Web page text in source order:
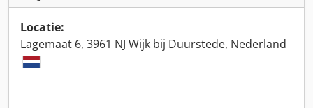
Locatie:
Lagemaat 6, 3961 NJ Wijk bij Duurstede, Nederland